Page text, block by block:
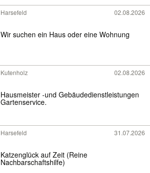
Harsefeld 02.08.2026
Wir suchen ein Haus oder eine Wohnung
Kutenholz 02.08.2026
Hausmeister -und Gebäudedienstleistungen
Gartenservice.
Harsefeld 31.07.2026
Katzenglück auf Zeit (Reine
Nachbarschaftshilfe)